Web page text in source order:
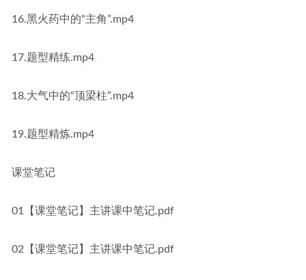
16.黑火药中的“主角”.mp4
17.题型精练.mp4
18.大气中的“顶梁柱”.mp4
19.题型精炼.mp4
课堂笔记
01【课堂笔记】主讲课中笔记.pdf
02【课堂笔记】主讲课中笔记.pdf